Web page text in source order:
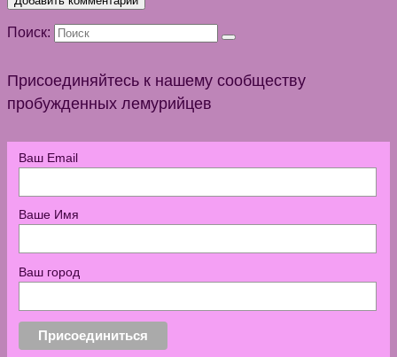
Поиск:
Присоединяйтесь к нашему сообществу
пробужденных лемурийцев
Ваш Email
Ваше Имя
Ваш город